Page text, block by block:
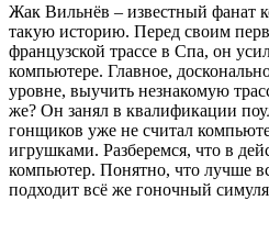
Жак Вильнёв – известный фанат
такую историю. Перед своим
французской трассе в Спа, он
компьютере. Главное,
уровне, выучить незнакомую
же? Он занял в квалификации
гонщиков уже не считал
игрушками. Разберемся, что в
компьютер. Понятно, что лучше
подходит всё же гоночный